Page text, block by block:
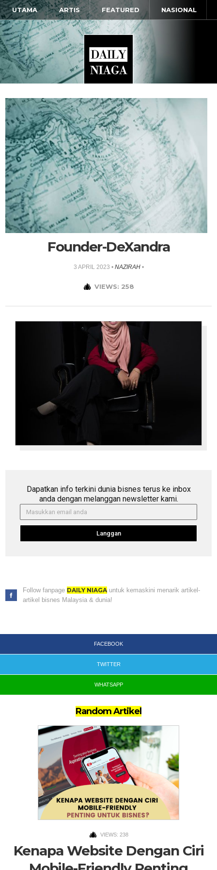
UTAMA ARTIS FEATURED NASIONAL
Founder-DeXandra
3 APRIL 2023 • NAZIRAH•
VIEWS: 258
Dapatkan info terkini dunia bisnes terus ke inbox
anda dengan melanggan newsletter kami.
Langgan
Follow fanpage DAILY NIAGAuntuk kemaskini menarik artikel-
artikel bisnes Malaysia & dunia!
FACEBOOK
TWITTER
WHATSAPP
Random Artikel
VIEWS: 238
Kenapa Website Dengan Ciri